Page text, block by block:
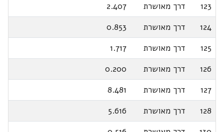
123
דרך מאושרת
2.407
124
דרך מאושרת
0.853
125
דרך מאושרת
1.717
126
דרך מאושרת
0.200
127
דרך מאושרת
8.481
128
דרך מאושרת
5.616